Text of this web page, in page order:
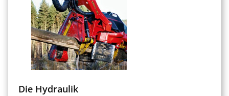
Die Hydraulik